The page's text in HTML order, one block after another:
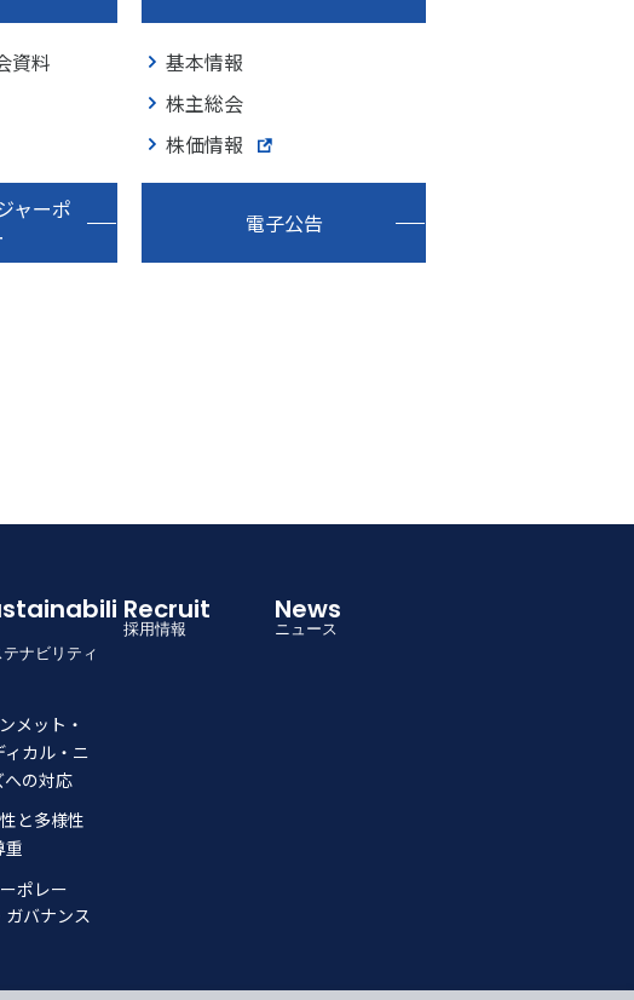
資料
基本情報
株主総会
株価情報
ャーポ
電子公告
ナビリティ
メット・
ィカル・ニ
への対応
と多様性
重
ポレー
ガバナンス
Recruit
採用情報
News
ニュース